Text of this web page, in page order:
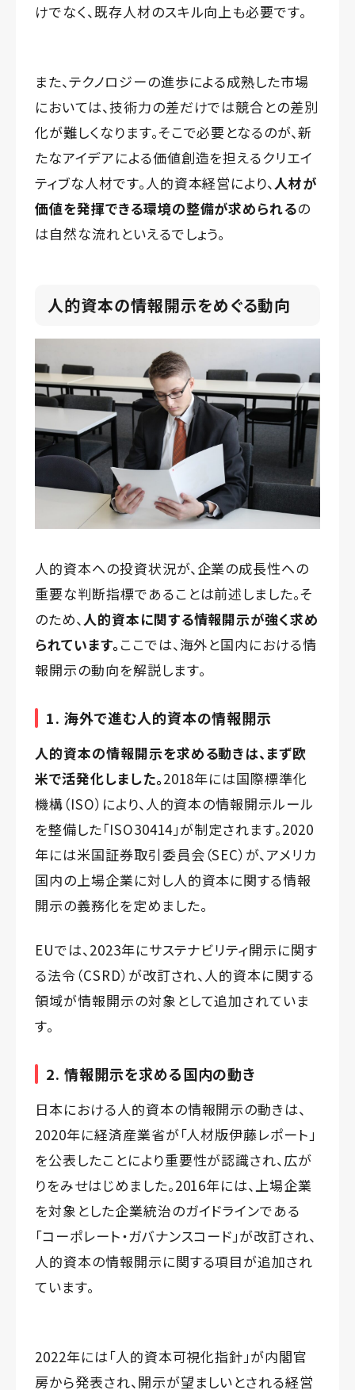
けでなく、既存人材のスキル向上も必要です。
また、テクノロジーの進歩による成熟した市場
においては、技術力の差だけでは競合との差別
化が難しくなります。そこで必要となるのが、新
たなアイデアによる価値創造を担えるクリエイ
ティブな人材です。人的資本経営により、 人材が
価値を発揮できる環境の整備が求められるの
は自然な流れといえるでしょう。
人的資本の情報開示をめぐる動向
人的資本への投資状況が、企業の成長性への
重要な判断指標であることは前述しました。そ
のため、 人的資本に関する情報開示が強く求め
られています。ここでは、海外と国内における情
報開示の動向を解説します。
1. 海外で進む人的資本の情報開示
人的資本の情報開示を求める動きは、まず欧
米で活発化しました。2018年には国際標準化
機構（ISO）により、人的資本の情報開示ルール
を整備した「ISO30414」が制定されます。2020
年には米国証券取引委員会（SEC）が、アメリカ
国内の上場企業に対し人的資本に関する情報
開示の義務化を定めました。
EUでは、2023年にサステナビリティ開示に関す
る法令（CSRD）が改訂され、人的資本に関する
領域が情報開示の対象として追加されていま
す。
2. 情報開示を求める国内の動き
日本における人的資本の情報開示の動きは、
2020年に経済産業省が「人材版伊藤レポート」
を公表したことにより重要性が認識され、広が
りをみせはじめました。2016年には、上場企業
を対象とした企業統治のガイドラインである
「コーポレート・ガバナンスコード」が改訂され、
人的資本の情報開示に関する項目が追加され
ています。
2022年には「人的資本可視化指針」が内閣官
房から発表され、開示が望ましいとされる経営